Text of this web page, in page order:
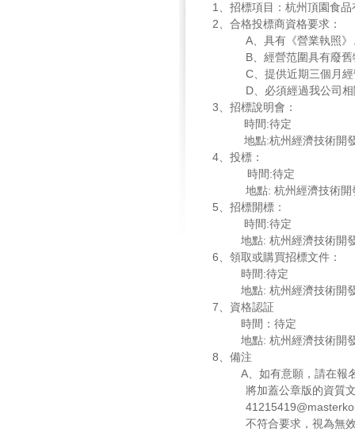
1
、招標項目：杭州頂園食
2 、合格投標商資格要求：
A 、具有《營業執照
B 、經營范圍具有廢
C 、提供近期三個月
D 、必須經過我公司
3 、招標說明會：
時間:待定
地點:杭州經濟技術開
4 、投標：
時間:待定
地點: 杭州經濟技術開發
5 、招標開標：
時間:待定
地點: 杭州經濟技術開
6 、領取或購買招標文件：
時間:待定
地點: 杭州經濟技術開
7 、資格認証
時間：待定
地點: 杭州經濟技術開
8 、備注
A 、如有意願，請在
將加蓋公章版的資質
不符合要求，視為無